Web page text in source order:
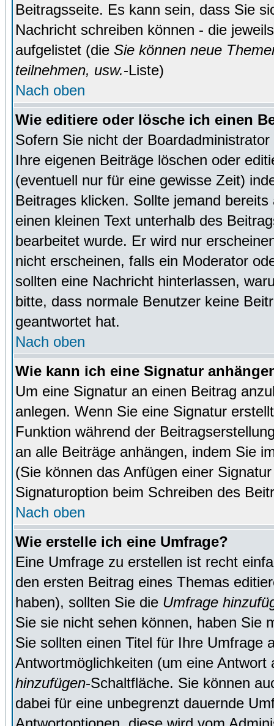
Beitragsseite. Es kann sein, dass Sie
Nachricht schreiben können - die
aufgelistet (die Sie können neue
teilnehmen, usw.-Liste)
Nach oben
Wie editiere oder lösche ich einen
Sofern Sie nicht der
Ihre eigenen Beiträge löschen oder
(eventuell nur für eine gewisse Zeit)
Beitrages klicken. Sollte jemand
einen kleinen Text unterhalb des
bearbeitet wurde. Er wird nur
nicht erscheinen, falls ein Moderator
sollten eine Nachricht hinterlassen,
bitte, dass normale Benutzer keine
geantwortet hat.
Nach oben
Wie kann ich eine Signatur
Um eine Signatur an einen Beitrag
anlegen. Wenn Sie eine Signatur
Funktion während der
an alle Beiträge anhängen, indem Sie
(Sie können das Anfügen einer
Signaturoption beim Schreiben des
Nach oben
Wie erstelle ich eine Umfrage?
Eine Umfrage zu erstellen ist recht
den ersten Beitrag eines Themas
haben), sollten Sie die Umfrage
Sie sie nicht sehen können, haben Sie
Sie sollten einen Titel für Ihre Umfrage
Antwortmöglichkeiten (um eine
hinzufügen-Schaltfläche. Sie können
dabei für eine unbegrenzt dauernde